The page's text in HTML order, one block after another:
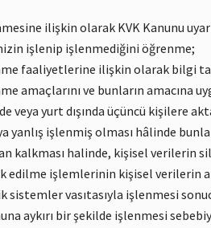
ilişkin olarak KVK Kanunu
işlenip işlenmediğini öğrenme;
faaliyetlerine ilişkin olarak bilgi
amaçlarını ve bunların amacına
veya yurt dışında üçüncü kişilere
yanlış işlenmiş olması hâlinde
kalkması halinde, kişisel verilerin
edilme işlemlerinin kişisel verilerin
vasıtasıyla işlenmesi
aykırı bir şekilde işlenmesi